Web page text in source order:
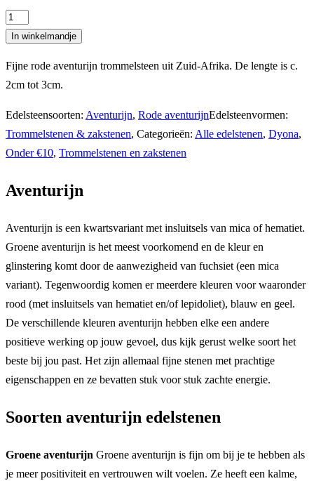
Rode
aventurijn
aantal
In winkelmandje
Fijne rode aventurijn trommelsteen uit Zuid-Afrika. De lengte is c.
2cm tot 3cm.
Edelsteensoorten: Aventurijn, Rode aventurijnEdelsteenvormen:
Trommelstenen & zakstenen, Categorieën: Alle edelstenen, Dyona,
Onder €10, Trommelstenen en zakstenen
Aventurijn
Aventurijn is een kwartsvariant met insluitsels van mica of hematiet.
Groene aventurijn is het meest voorkomend en de kleur en
glinstering komt door de aanwezigheid van fuchsiet (een mica
variant). Tegenwoordig komen er meerdere kleuren voor waaronder
rood (met insluitsels van hematiet en/of lepidoliet), blauw en geel.
De verschillende kleuren aventurijn hebben elke een andere
positieve werking op jouw gevoel, dus kijk gerust welke soort het
beste bij jou past. Het zijn allemaal fijne stenen met prachtige
eigenschappen en ze bevatten stuk voor stuk zachte energie.
Soorten aventurijn edelstenen
Groene aventurijn Groene aventurijn is fijn om bij je te hebben als
je meer positiviteit en vertrouwen wilt voelen. Ze heeft een kalme,